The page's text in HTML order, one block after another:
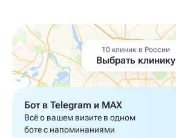
10 клиник в России
Выбрать клинику
Бот в Telegram и MAX
Всё о вашем визите в одном
боте с напоминаниями